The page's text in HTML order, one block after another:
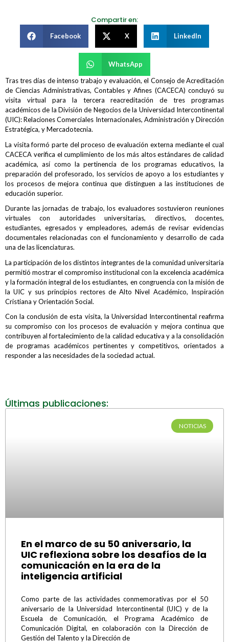
Compartir en:
Facebook X LinkedIn
WhatsApp
Tras tres días de intenso trabajo y evaluación, el Consejo de Acreditación
de Ciencias Administrativas, Contables y Afines (CACECA) concluyó su
visita virtual para la tercera reacreditación de tres programas
académicos de la División de Negocios de la Universidad Intercontinental
(UIC): Relaciones Comerciales Internacionales, Administración y Dirección
Estratégica, y Mercadotecnia.
La visita formó parte del proceso de evaluación externa mediante el cual
CACECA verifica el cumplimiento de los más altos estándares de calidad
académica, así como la pertinencia de los programas educativos, la
preparación del profesorado, los servicios de apoyo a los estudiantes y
los procesos de mejora continua que distinguen a las instituciones de
educación superior.
Durante las jornadas de trabajo, los evaluadores sostuvieron reuniones
virtuales con autoridades universitarias, directivos, docentes,
estudiantes, egresados y empleadores, además de revisar evidencias
documentales relacionadas con el funcionamiento y desarrollo de cada
una de las licenciaturas.
La participación de los distintos integrantes de la comunidad universitaria
permitió mostrar el compromiso institucional con la excelencia académica
y la formación integral de los estudiantes, en congruencia con la misión de
la UIC y sus principios rectores de Alto Nivel Académico, Inspiración
Cristiana y Orientación Social.
Con la conclusión de esta visita, la Universidad Intercontinental reafirma
su compromiso con los procesos de evaluación y mejora continua que
contribuyen al fortalecimiento de la calidad educativa y a la consolidación
de programas académicos pertinentes y competitivos, orientados a
responder a las necesidades de la sociedad actual.
Últimas publicaciones:
NOTICIAS
En el marco de su 50 aniversario, la
UIC reflexiona sobre los desafíos de la
comunicación en la era de la
inteligencia artificial
Como parte de las actividades conmemorativas por el 50
aniversario de la Universidad Intercontinental (UIC) y de la
Escuela de Comunicación, el Programa Académico de
Comunicación Digital, en colaboración con la Dirección de
Gestión del Talento y la Dirección de